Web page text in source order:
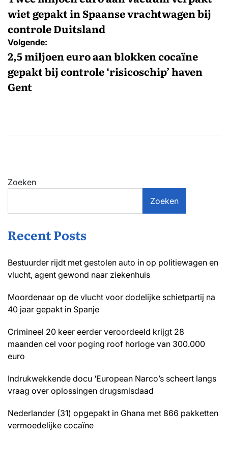
wiet gepakt in Spaanse vrachtwagen bij
controle Duitsland
Volgende:
2,5 miljoen euro aan blokken cocaïne
gepakt bij controle ‘risicoschip’ haven
Gent
Zoeken
Zoeken
Recent Posts
Bestuurder rijdt met gestolen auto in op politiewagen en
vlucht, agent gewond naar ziekenhuis
Moordenaar op de vlucht voor dodelijke schietpartij na
40 jaar gepakt in Spanje
Crimineel 20 keer eerder veroordeeld krijgt 28
maanden cel voor poging roof horloge van 300.000
euro
Indrukwekkende docu ‘European Narco’s scheert langs
vraag over oplossingen drugsmisdaad
Nederlander (31) opgepakt in Ghana met 866 pakketten
vermoedelijke cocaïne